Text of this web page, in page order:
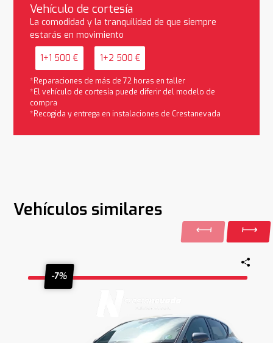
Vehículo de cortesía
La comodidad y la tranquilidad de que siempre
estarás en movimiento
1+1 500 € 1+2 500 €
*Reparaciones de más de 72 horas en taller
*El vehículo de cortesía puede diferir del modelo de
compra
*Recogida y entrega en instalaciones de Crestanevada
Vehículos similares
-7%